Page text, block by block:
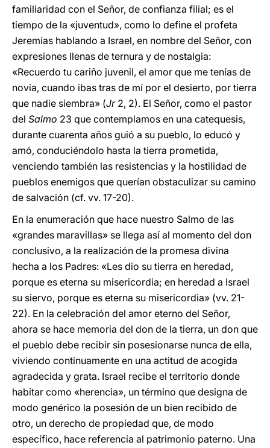
familiaridad con el Señor, de confianza filial; es el
tiempo de la «juventud», como lo define el profeta
Jeremías hablando a Israel, en nombre del Señor, con
expresiones llenas de ternura y de nostalgia:
«Recuerdo tu cariño juvenil, el amor que me tenías de
novia, cuando ibas tras de mí por el desierto, por tierra
que nadie siembra» (Jr 2, 2). El Señor, como el pastor
del Salmo 23 que contemplamos en una catequesis,
durante cuarenta años guió a su pueblo, lo educó y
amó, conduciéndolo hasta la tierra prometida,
venciendo también las resistencias y la hostilidad de
pueblos enemigos que querían obstaculizar su camino
de salvación (cf. vv. 17-20).
En la enumeración que hace nuestro Salmo de las
«grandes maravillas» se llega así al momento del don
conclusivo, a la realización de la promesa divina
hecha a los Padres: «Les dio su tierra en heredad,
porque es eterna su misericordia; en heredad a Israel
su siervo, porque es eterna su misericordia» (vv. 21-
22). En la celebración del amor eterno del Señor,
ahora se hace memoria del don de la tierra, un don que
el pueblo debe recibir sin posesionarse nunca de ella,
viviendo continuamente en una actitud de acogida
agradecida y grata. Israel recibe el territorio donde
habitar como «herencia», un término que designa de
modo genérico la posesión de un bien recibido de
otro, un derecho de propiedad que, de modo
específico, hace referencia al patrimonio paterno. Una